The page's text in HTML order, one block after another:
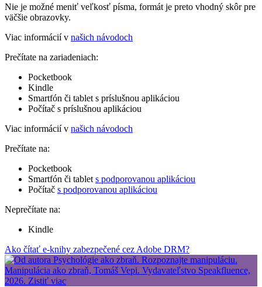
Nie je možné meniť veľkosť písma, formát je preto vhodný skôr pre
väčšie obrazovky.
Viac informácií v našich návodoch
Prečítate na zariadeniach:
Pocketbook
Kindle
Smartfón či tablet s príslušnou aplikáciou
Počítač s príslušnou aplikáciou
Viac informácií v našich návodoch
Prečítate na:
Pocketbook
Smartfón či tablet s podporovanou aplikáciou
Počítač s podporovanou aplikáciou
Neprečítate na:
Kindle
Ako čítať e-knihy zabezpečené cez Adobe DRM?